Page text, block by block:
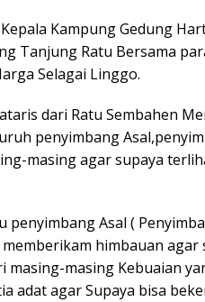
Kampung Gedung
Tanjung Ratu Bersama
Selagai Linggo.
dari Ratu Sembahen
penyimbang
masing agar supaya
Asal (
himbauan agar
masing Kebuaian
adat agar Supaya bisa